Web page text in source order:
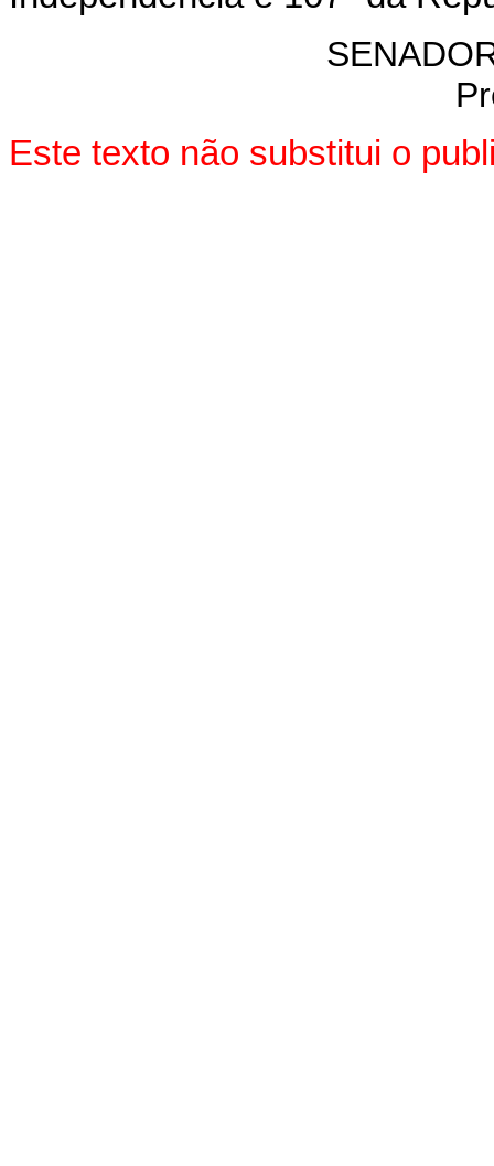
Este texto não substitui o